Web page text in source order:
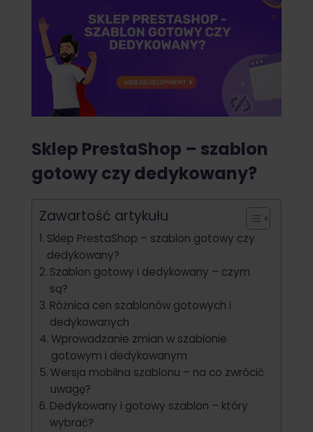
Sklep PrestaShop – szablon
gotowy czy dedykowany?
Zawartość artykułu
Sklep PrestaShop – szablon gotowy czy
dedykowany?
Szablon gotowy i dedykowany – czym
są?
Różnica cen szablonów gotowych i
dedykowanych
Wprowadzanie zmian w szablonie
gotowym i dedykowanym
Wersja mobilna szablonu – na co zwrócić
uwagę?
Dedykowany i gotowy szablon – który
wybrać?